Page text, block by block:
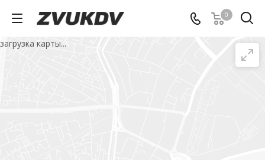
0
загрузка карты...